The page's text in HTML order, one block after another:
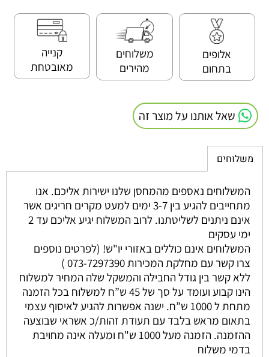
אלופים
בתחום
משלוחים
מהירים
קנייה
מאובטחת
שאל אותנו על מוצר זה
משלוחים
המשלוחים נאספים מהמחסן שלנו ישירות אליכם. אנו
מתחייבים להגיע בין 3-7 ימים למעט מקרים חריגים אשר
אינם ניתנים לשליטתנו. לרוב המשלוח יגיע אליכם עד 2
ימי עסקים
המשלוחים אינם כוללים באזורי יו"ש! (לפרטים נוספים
צרו קשר עם מחלקת המכירות 073-7297390 )
ללא קשר בין גודל החבילה והמשקל שלה המחיר למשלוח
הינו קבוע ועומד על סך של 45 ש”ח למשלוח בכל הזמנה
מתחת ל 1000 ש”ח. ישנה אפשרות להגיע לאיסוף עצמי
בתאום מראש בלבד עם תעודת זהות/כ אשראי שבוצעה
ההזמנה. הזמנה מעל 1000 ש"ח ומעלה אינה מחויבת
בדמי משלוח